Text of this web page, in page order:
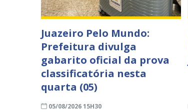
Juazeiro Pelo Mundo:
Prefeitura divulga
gabarito oficial da prova
classificatória nesta
quarta (05)
05/08/2026 15H30